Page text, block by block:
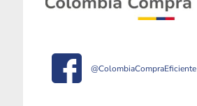
@ColombiaCompraEficiente